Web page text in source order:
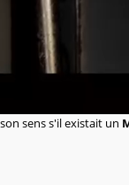
sens s'il existait un